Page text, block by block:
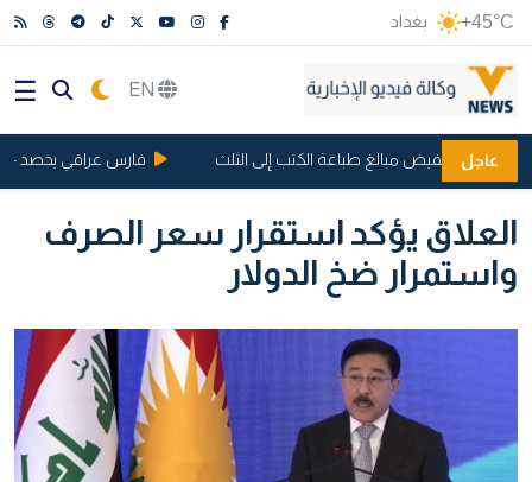
+45°C بغداد
عاجلوتخفيض مبالغ طباعة الكتب إلى الثلث فارس عراقي يحصد 4 مراكز متقدمة في بطولة بلجيكا
العلاق يؤكد استقرار سعر الصرف
واستمرار ضخ الدولار